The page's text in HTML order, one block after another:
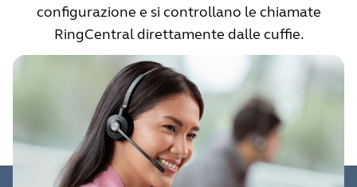
configurazione e si controllano le chiamate
RingCentral direttamente dalle cuffie.